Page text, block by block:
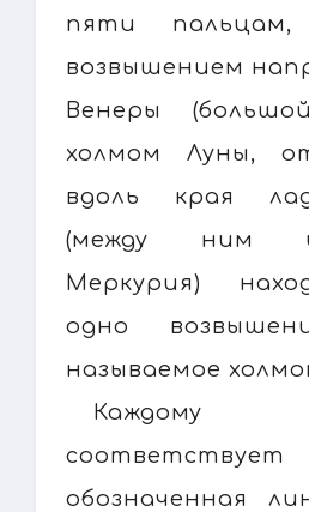
пяти пальцам,
возвышением
Венеры
холмом Луны,
вдоль края
(между ним
Меркурия)
одно
называемое
Каждому
обозначенная